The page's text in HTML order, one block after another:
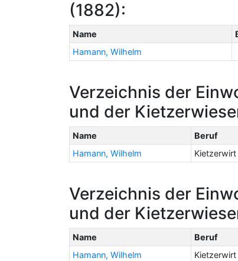
(1882):
Name
Hamann, Wilhelm
Verzeichnis der
und der
Name Beruf
Hamann, Wilhelm
Kietzerwirt
Verzeichnis der
und der
Name Beruf
Hamann, Wilhelm
Kietzerwirt